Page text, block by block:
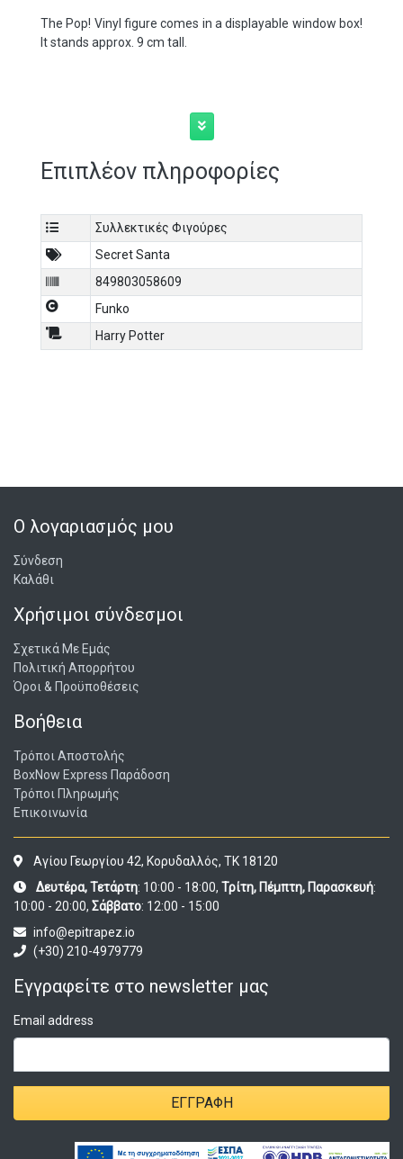
The Pop! Vinyl figure comes in a displayable window box!
It stands approx. 9 cm tall.
Επιπλέον πληροφορίες
Συλλεκτικές Φιγούρες
Secret Santa
849803058609
Funko
Harry Potter
Ο λογαριασμός μου
Σύνδεση
Καλάθι
Χρήσιμοι σύνδεσμοι
Σχετικά Με Εμάς
Πολιτική Απορρήτου
Όροι & Προϋποθέσεις
Βοήθεια
Τρόποι Αποστολής
BoxNow Express Παράδοση
Τρόποι Πληρωμής
Επικοινωνία
Αγίου Γεωργίου 42, Κορυδαλλός, ΤΚ 18120
Δευτέρα, Τετάρτη: 10:00 - 18:00, Τρίτη, Πέμπτη, Παρασκευή:
10:00 - 20:00, Σάββατο: 12:00 - 15:00
info@epitrapez.io
(+30) 210-4979779
Εγγραφείτε στο newsletter μας
Email address
ΕΓΓΡΑΦΉ